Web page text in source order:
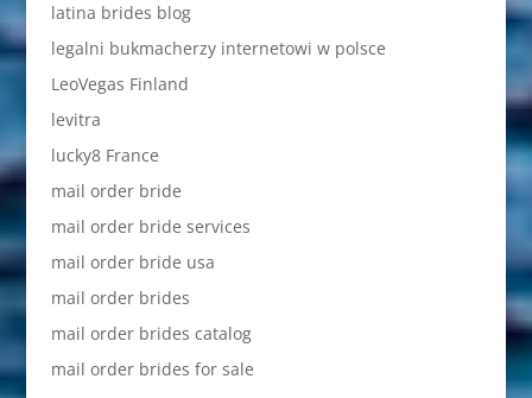
latina brides blog
legalni bukmacherzy internetowi w polsce
LeoVegas Finland
levitra
lucky8 France
mail order bride
mail order bride services
mail order bride usa
mail order brides
mail order brides catalog
mail order brides for sale